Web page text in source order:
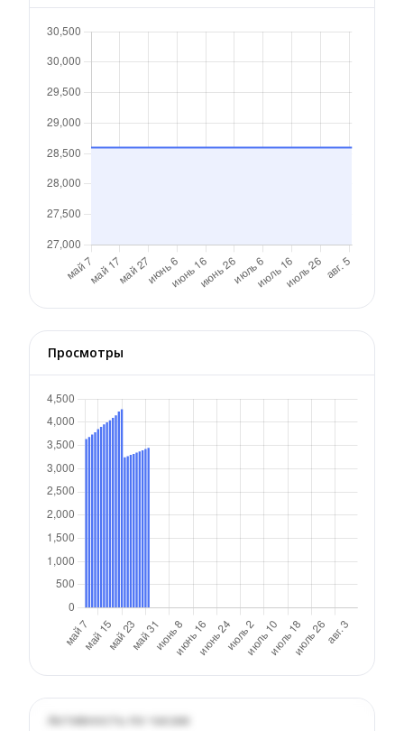
Просмотры
Активность по часам